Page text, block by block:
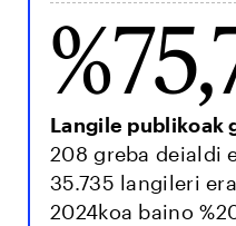
Langile publikoak
208 greba deialdi
35.735 langileri
2024koa baino